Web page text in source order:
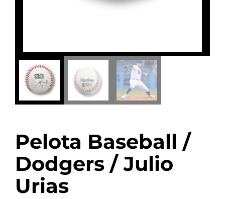
Pelota Baseball /
Dodgers / Julio
Urias